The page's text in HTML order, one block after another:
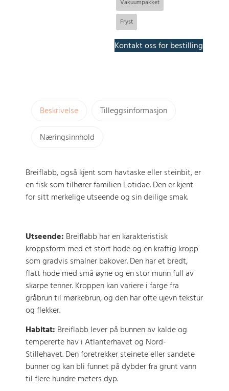
Vakuumpakket
Fryst
Kontakt oss for bestilling
Beskrivelse
Tilleggsinformasjon
Næringsinnhold
Breiflabb, også kjent som havtaske eller steinbit, er
en fisk som tilhører familien Lotidae. Den er kjent
for sitt merkelige utseende og sin deilige smak.
Utseende: Breiflabb har en karakteristisk
kroppsform med et stort hode og en kraftig kropp
som gradvis smalner bakover. Den har et bredt,
flatt hode med små øyne og en stor munn full av
skarpe tenner. Kroppen kan variere i farge fra
gråbrun til mørkebrun, og den har ofte ujevn tekstur
og flekker.
Habitat: Breiflabb lever på bunnen av kalde og
tempererte hav i Atlanterhavet og Nord-
Stillehavet. Den foretrekker steinete eller sandete
bunner og kan bli funnet på dybder fra grunt vann
til flere hundre meters dyp.